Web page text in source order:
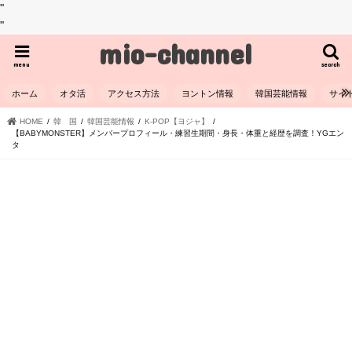
"
"
mio-channel search
menu
ホーム オタ活 アクセス方法 ヨントン情報 韓国芸能情報 サイ
HOME 韓 国 韓国芸能情報
K-POP【ヨジャ】
【BABYMONSTER】メンバープロフィール・練習生期間・身長・体重と経歴を調査！YGエン
タ